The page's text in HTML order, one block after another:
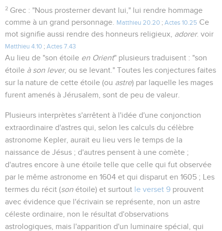
2 Grec : "Nous prosterner devant lui," lui rendre hommage
comme à un grand personnage.
Matthieu 20.20 ; Actes 10.25 Ce
mot signifie aussi rendre des honneurs religieux, adorer. voir
Matthieu 4.10 ; Actes 7.43
Au lieu de "son étoile en Orient" plusieurs traduisent : "son
étoile à son lever, ou se levant." Toutes les conjectures faites
sur la nature de cette étoile (ou astre) par laquelle les mages
furent amenés à Jérusalem, sont de peu de valeur.
Plusieurs interprètes s'arrêtent à l'idée d'une conjonction
extraordinaire d'astres qui, selon les calculs du célèbre
astronome Kepler, aurait eu lieu vers le temps de la
naissance de Jésus ; d'autres pensent à une comète ;
d'autres encore à une étoile telle que celle qui fut observée
par le même astronome en 1604 et qui disparut en 1605 ; Les
termes du récit (son étoile) et surtout le verset 9 prouvent
avec évidence que l'écrivain se représente, non un astre
céleste ordinaire, non le résultat d'observations
astrologiques, mais l'apparition d'un luminaire spécial, qui